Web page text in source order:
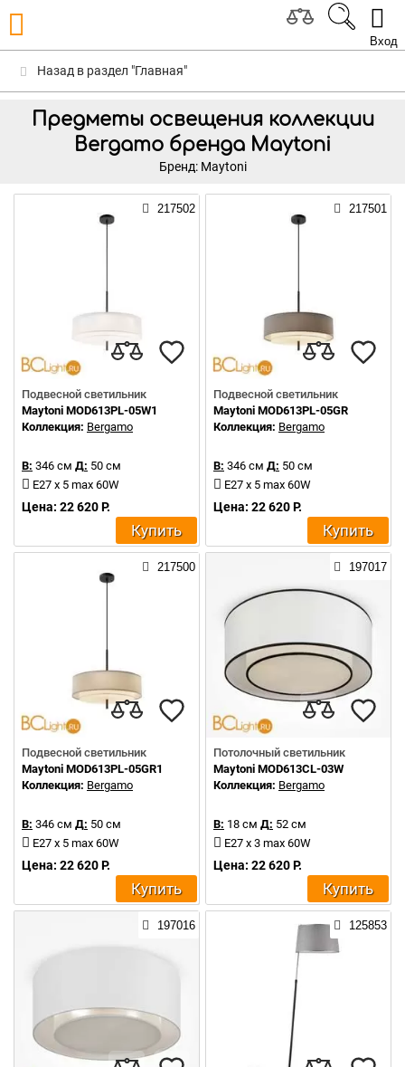
Вход
Назад в раздел "Главная"
Предметы освещения коллекции
Bergamo бренда Maytoni
Бренд: Maytoni
217502
Подвесной светильник
Maytoni MOD613PL-05W1
Коллекция: Bergamo
В: 346 см Д: 50 см
E27 x 5 max 60W
Цена: 22 620 Р.
Купить
217501
Подвесной светильник
Maytoni MOD613PL-05GR
Коллекция: Bergamo
В: 346 см Д: 50 см
E27 x 5 max 60W
Цена: 22 620 Р.
Купить
217500
Подвесной светильник
Maytoni MOD613PL-05GR1
Коллекция: Bergamo
В: 346 см Д: 50 см
E27 x 5 max 60W
Цена: 22 620 Р.
Купить
197017
Потолочный светильник
Maytoni MOD613CL-03W
Коллекция: Bergamo
В: 18 см Д: 52 см
E27 x 3 max 60W
Цена: 22 620 Р.
Купить
197016 125853